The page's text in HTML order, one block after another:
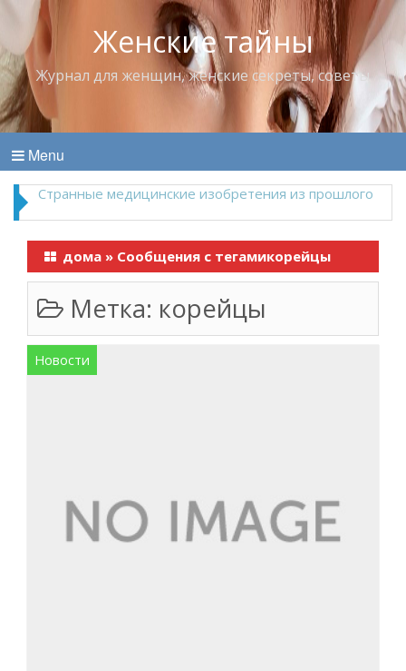
Женские тайны
Журнал для женщин, женские секреты, советы
Menu
Что пить в жару
дома » Сообщения с тегамикорейцы
Метка: корейцы
Новости